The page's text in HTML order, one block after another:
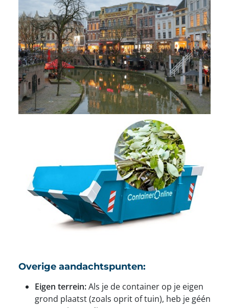
Overige aandachtspunten:
Eigen terrein:Als je de container op je eigen
grond plaatst (zoals oprit of tuin), heb je géén